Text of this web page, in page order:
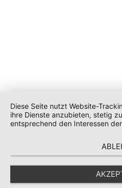
Diese Seite nutzt Website-
ihre Dienste anzubieten, stetig
entsprechend den Interessen